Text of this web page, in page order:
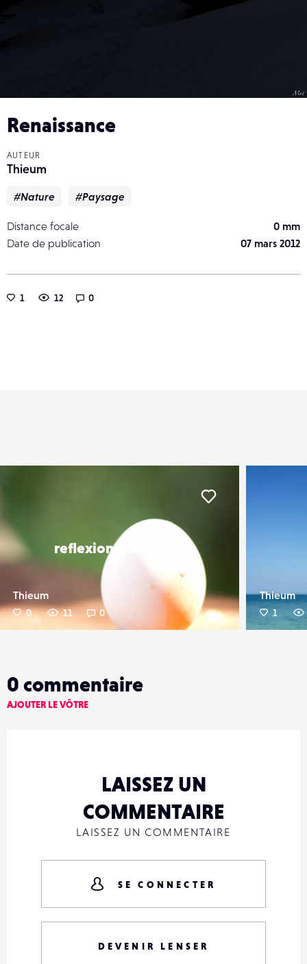
Renaissance
AUTEUR
Thieum
#Nature #Paysage
Distance focale
0 mm
Date de publication
07 mars 2012
1 12 0
reflexion d'un oeuf!
Thieum
0 11 0
Thieum
1
0 commentaire
AJOUTER LE VÔTRE
LAISSEZ UN
COMMENTAIRE
LAISSEZ UN COMMENTAIRE
SE CONNECTER
DEVENIR LENSER